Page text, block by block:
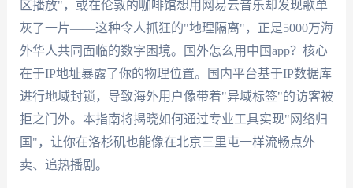
区播放"，或在伦敦的咖啡馆想用网易云音乐却发现歌单
灰了一片——这种令人抓狂的"地理隔离"，正是5000万海
外华人共同面临的数字困境。国外怎么用中国app？核心
在于IP地址暴露了你的物理位置。国内平台基于IP数据库
进行地域封锁，导致海外用户像带着"异域标签"的访客被
拒之门外。本指南将揭晓如何通过专业工具实现"网络归
国"，让你在洛杉矶也能像在北京三里屯一样流畅点外
卖、追热播剧。